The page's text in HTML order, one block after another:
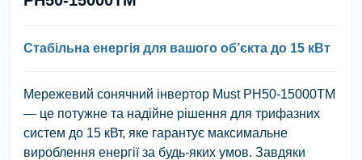
Стабільна енергія для вашого об’єкта до 15 кВт
Мережевий сонячний інвертор Must PH50-15000TM
— це потужне та надійне рішення для трифазних
систем до 15 кВт, яке гарантує максимальне
вироблення енергії за будь-яких умов. Завдяки